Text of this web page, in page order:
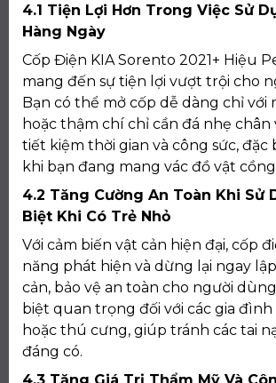
4.1 Tiện Lợi Hơn Trong Việc Sử
Hàng Ngày
Cốp Điện KIA Sorento 2021+ Hiệu
mang đến sự tiện lợi vượt trội cho
Bạn có thể mở cốp dễ dàng chỉ với
hoặc thậm chí chỉ cần đá nhẹ chân
tiết kiệm thời gian và công sức, đặc
khi bạn đang mang vác đồ vật
4.2 Tăng Cường An Toàn Khi Sử
Biệt Khi Có Trẻ Nhỏ
Với cảm biến vật cản hiện đại, cốp
năng phát hiện và dừng lại ngay
cản, bảo vệ an toàn cho người
biệt quan trọng đối với các gia
hoặc thú cưng, giúp tránh các tai
đáng có.